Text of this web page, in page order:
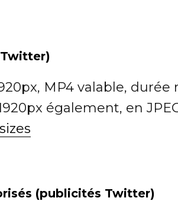
MP4 valable,
également, en
(publicités Twitter)